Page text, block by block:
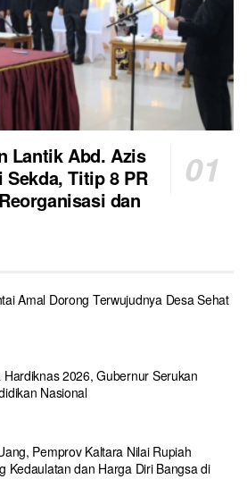
Lantik Abd. Azis
Titip 8 PR
dan
Amal Dorong Terwujudnya Desa Sehat
Hardiknas 2026, Gubernur Serukan
Nasional
Pemprov Kaltara Nilai Rupiah
Kedaulatan dan Harga Diri Bangsa di